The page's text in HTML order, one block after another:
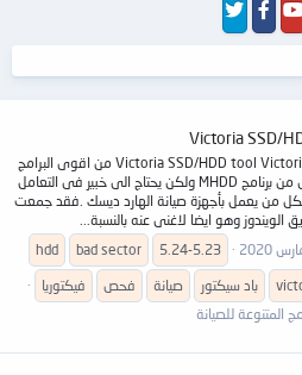
Victoria SSD/
Victoria SSD/HDD tool Victoria on 32-bit and 64-bit PCs من اقوى البرامج
فى صيانه الهارد ديسك واقوى من برنامج MHDD ولكن يحتاج الى خبير فى التعامل
من يعمل بأجهزة صيانة الهارد ديسك .فقد جمعت
وهو ايضا لاغنى عنه بالنسبة...
5.24-5.23
bad sector
hdd
باد سيكتور صيانة فحص
فيكتوريا
المتنوعة للصيانة